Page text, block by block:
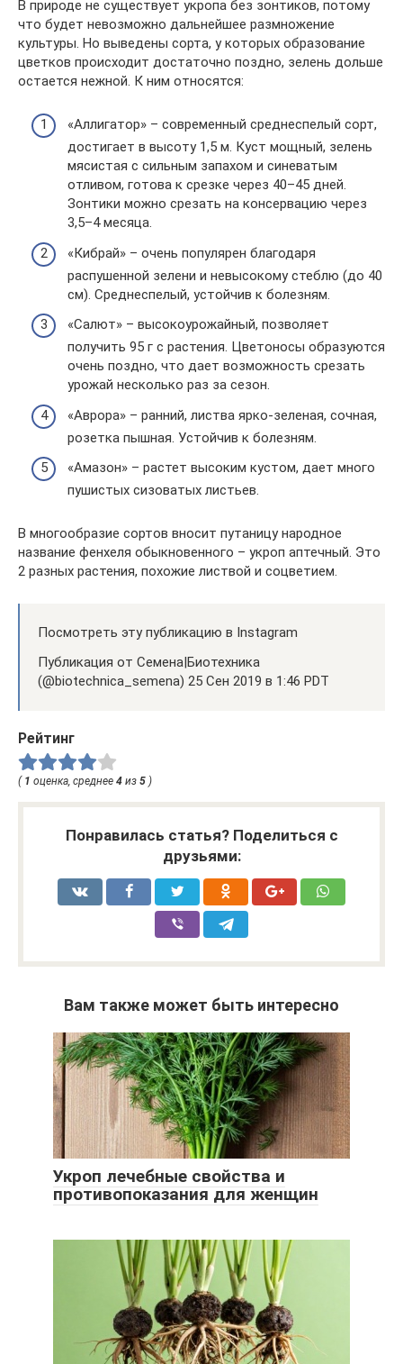
В природе не существует укропа без зонтиков, потому
что будет невозможно дальнейшее размножение
культуры. Но выведены сорта, у которых образование
цветков происходит достаточно поздно, зелень дольше
остается нежной. К ним относятся:
«Аллигатор» – современный среднеспелый сорт,
достигает в высоту 1,5 м. Куст мощный, зелень
мясистая с сильным запахом и синеватым
отливом, готова к срезке через 40–45 дней.
Зонтики можно срезать на консервацию через
3,5–4 месяца.
«Кибрай» – очень популярен благодаря
распушенной зелени и невысокому стеблю (до 40
см). Среднеспелый, устойчив к болезням.
«Салют» – высокоурожайный, позволяет
получить 95 г с растения. Цветоносы образуются
очень поздно, что дает возможность срезать
урожай несколько раз за сезон.
«Аврора» – ранний, листва ярко-зеленая, сочная,
розетка пышная. Устойчив к болезням.
«Амазон» – растет высоким кустом, дает много
пушистых сизоватых листьев.
В многообразие сортов вносит путаницу народное
название фенхеля обыкновенного – укроп аптечный. Это
2 разных растения, похожие листвой и соцветием.
Посмотреть эту публикацию в Instagram
Публикация от Семена|Биотехника
(@biotechnica_semena) 25 Сен 2019 в 1:46 PDT
Рейтинг
( 1 оценка, среднее 4 из 5 )
Понравилась статья? Поделиться с
друзьями:
Вам также может быть интересно
Укроп лечебные свойства и
противопоказания для женщин